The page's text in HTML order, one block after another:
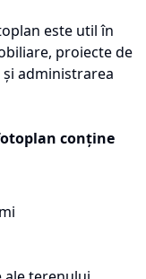
este util în
proiecte de
administrarea
conține